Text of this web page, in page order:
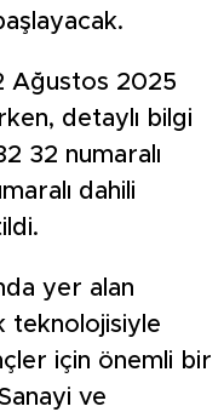
Ağustos 2025
detaylı bilgi
32 numaralı
dahili
yer alan
teknolojisiyle
için önemli bir
ve